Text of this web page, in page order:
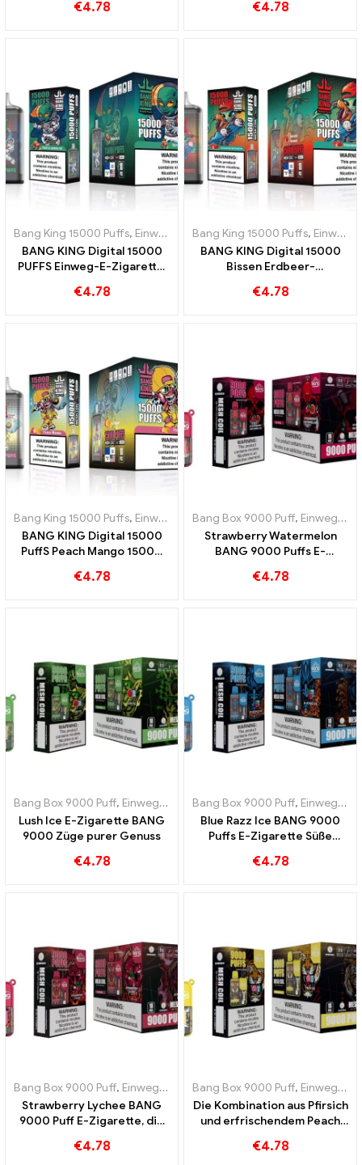
Zigarette
€4.78
Watermelon
€4.78
Bang King 15000 Puffs, Einweg-E-Zigaretten Schweden ,Einweg-
BANG KING Digital 15000
PUFFS Einweg-E-Zigarette,
Triple Berry Ice
€4.78
Bang King 15000 Puffs, Einweg-E-Zigaretten Schweden
BANG KING Digital 15000
Bissen Erdbeer-
für erfrischenden
€4.78
Bang King 15000 Puffs, Einweg-E-Zigaretten Schweden ,Einweg-
BANG KING Digital 15000
PuffS Peach Mango 15000
für tropischen Spaß
€4.78
Bang Box 9000 Puff, Einweg-E-Zigaretten Schweden
Strawberry Watermelon
BANG 9000 Puffs E-
Genuss
€4.78
Bang Box 9000 Puff, Einweg-E-Zigaretten Schweden ,Einweg-E-
Lush Ice E-Zigarette BANG
9000 Züge purer Genuss
€4.78
Bang Box 9000 Puff, Einweg-E-Zigaretten Schweden
Blue Razz Ice BANG 9000
Puffs E-Zigarette Süße
erfrischende Kühle
€4.78
Bang Box 9000 Puff, Einweg-E-Zigaretten Schweden ,Einweg-E-
Strawberry Lychee BANG
9000 Puff E-Zigarette, die
tropischer Frische von
€4.78
Bang Box 9000 Puff, Einweg-E-Zigaretten Schweden
Die Kombination aus Pfirsich
und erfrischendem Peach
Einweg E-Zigaretten
€4.78